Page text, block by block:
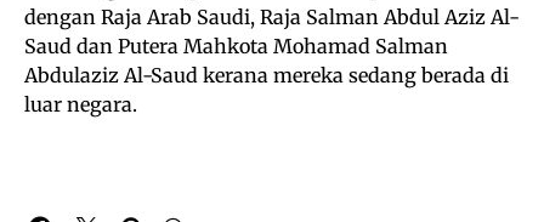
dengan Raja Arab Saudi, Raja Salman Abdul Aziz Al-
Saud dan Putera Mahkota Mohamad Salman
Abdulaziz Al-Saud kerana mereka sedang berada di
luar negara.